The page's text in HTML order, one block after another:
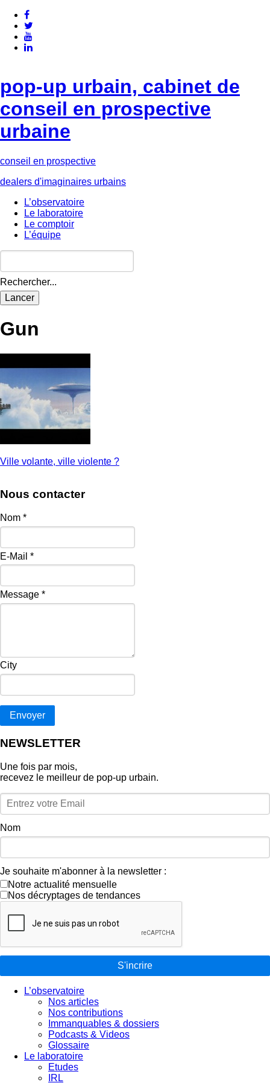
pop-up urbain, cabinet de
conseil en prospective
urbaine
conseil en prospective
dealers d'imaginaires urbains
L’observatoire
Le laboratoire
Le comptoir
L’équipe
Rechercher...
Gun
Ville volante, ville violente ?
Nous contacter
Nom *
E-Mail *
Message *
City
Envoyer
NEWSLETTER
Une fois par mois,
recevez le meilleur de pop‑up urbain.
Nom
Je souhaite m'abonner à la newsletter :
Notre actualité mensuelle
Nos décryptages de tendances
S'incrire
L’observatoire
Nos articles
Nos contributions
Immanquables & dossiers
Podcasts & Videos
Glossaire
Le laboratoire
Etudes
IRL